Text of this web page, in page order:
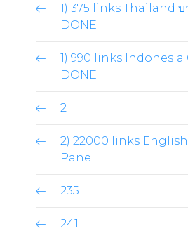
1) 375 links Thailand บ
DONE
1) 990 links Indonesia
DONE
2
2) 22000 links
Panel
235
241